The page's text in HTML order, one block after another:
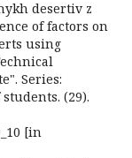
desertiv z
of factors on
using
Series:
(29).
[in